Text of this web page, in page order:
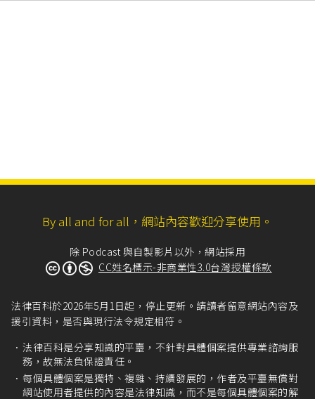
By all and for all，網站內容歡迎分享使用。
除 Podcast 與自製影片以外，網站採用
CC姓名標示-非商業性3.0台灣授權條款
法律百科於2026年5月1日起，停止更新。請讀者留意網站內容及
援引資料，是否與現行法令規定相符。
法律百科是分享知識的平臺，不針對具體個案提供專業諮詢服
務，故無法負保證責任。
每個具體個案是獨特、複雜、持續發展的，作者及平臺無償對
網站使用者提供的內容是法律知識，而不是每個具體個案的解